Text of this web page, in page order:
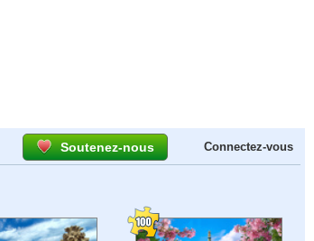
Soutenez-nous Connectez-vous